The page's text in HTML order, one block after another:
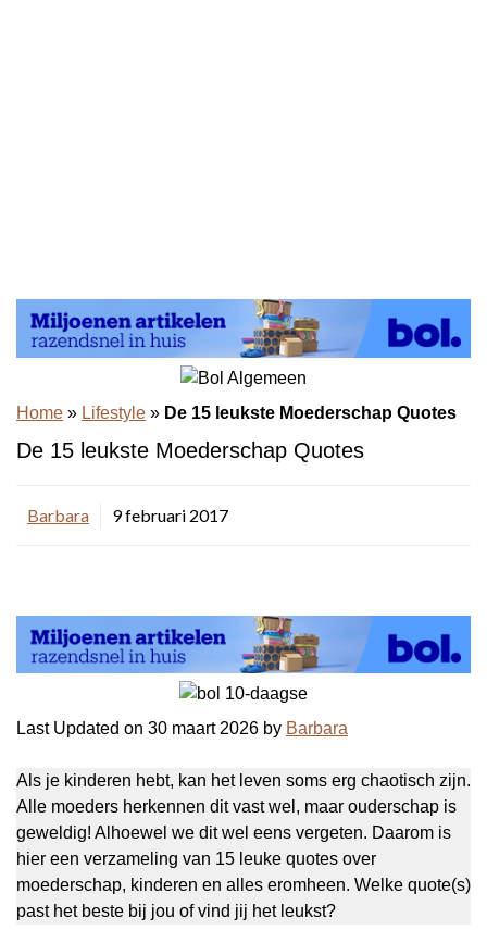
Home » Lifestyle » De 15 leukste Moederschap Quotes
De 15 leukste Moederschap Quotes
Barbara 9 februari 2017
Last Updated on 30 maart 2026 by Barbara
Als je kinderen hebt, kan het leven soms erg chaotisch zijn.
Alle moeders herkennen dit vast wel, maar ouderschap is
geweldig! Alhoewel we dit wel eens vergeten. Daarom is
hier een verzameling van 15 leuke quotes over
moederschap, kinderen en alles eromheen. Welke quote(s)
past het beste bij jou of vind jij het leukst?